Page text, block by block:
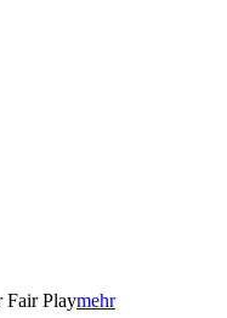
Fair Playmehr